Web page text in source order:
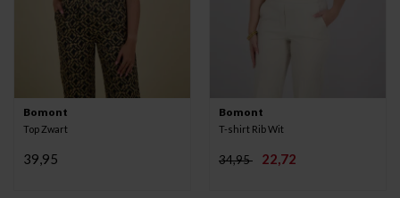
Bomont
Top Zwart
39,95
Bomont
T-shirt Rib Wit
34,95 22,72